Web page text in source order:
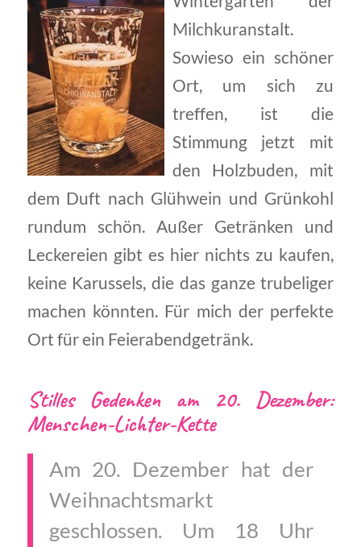
Milchkuranstalt.
Sowieso ein schöner
Ort, um sich zu
treffen, ist die
Stimmung jetzt mit
den Holzbuden, mit
dem Duft nach Glühwein und Grünkohl
rundum schön. Außer Getränken und
Leckereien gibt es hier nichts zu kaufen,
keine Karussels, die das ganze trubeliger
machen könnten. Für mich der perfekte
Ort für ein Feierabendgetränk.
Stilles Gedenken am 20. Dezember:
Menschen-Lichter-Kette
Am 20. Dezember hat der
Weihnachtsmarkt
geschlossen. Um 18 Uhr